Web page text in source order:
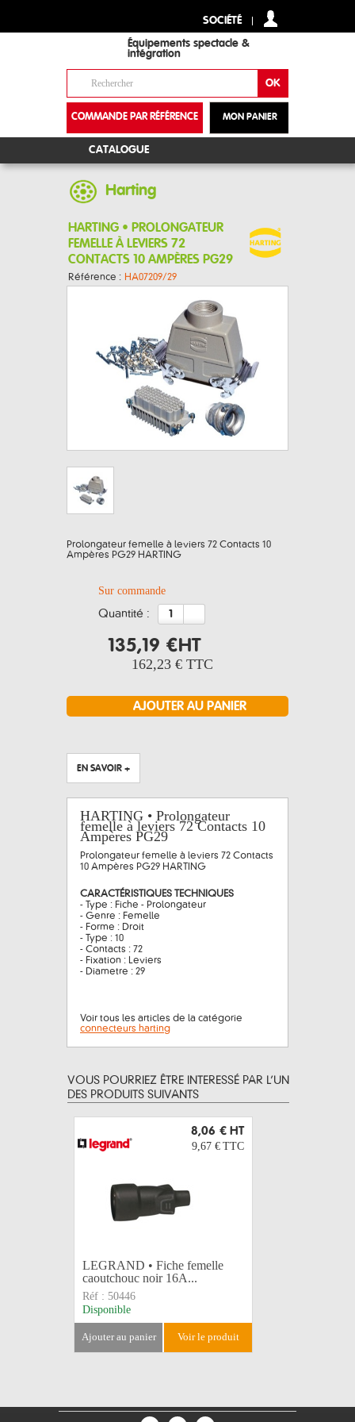
SOCIÉTÉ
Équipements spectacle &
intégration
MON PANIER
COMMANDE PAR RÉFÉRENCE
CATALOGUE
Harting
HARTING • PROLONGATEUR
FEMELLE À LEVIERS 72
CONTACTS 10 AMPÈRES PG29
Référence : HA07209/29
Prolongateur femelle à leviers 72 Contacts 10
Ampères PG29 HARTING
Sur commande
quantité :
135,19 €HT
162,23 € TTC
EN SAVOIR +
HARTING • Prolongateur
femelle à leviers 72 Contacts 10
Ampères PG29
Prolongateur femelle à leviers 72 Contacts
10 Ampères PG29 HARTING
CARACTÉRISTIQUES TECHNIQUES
- Type : Fiche - Prolongateur
- Genre : Femelle
- Forme : Droit
- Type : 10
- Contacts : 72
- Fixation : Leviers
- Diametre : 29
Voir tous les articles de la catégorie
connecteurs harting
VOUS POURRIEZ ÊTRE INTERESSÉ PAR L’UN
DES PRODUITS SUIVANTS
8,06 € HT
9,67 € TTC
LEGRAND • Fiche femelle
caoutchouc noir 16A...
Réf : 50446
Disponible
ajouter au panier voir le produit